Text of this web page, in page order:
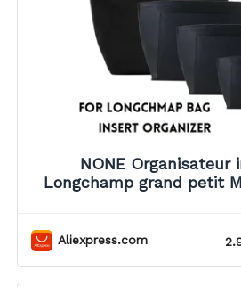
NONE Organisateur
Longchamp grand petit
Aliexpress.com